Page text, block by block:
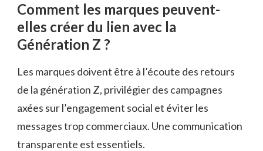
Comment les marques peuvent-
elles créer du lien avec la
Génération Z ?
Les marques doivent être à l’écoute des retours
de la génération Z, privilégier des campagnes
axées sur l’engagement social et éviter les
messages trop commerciaux. Une communication
transparente est essentiels.